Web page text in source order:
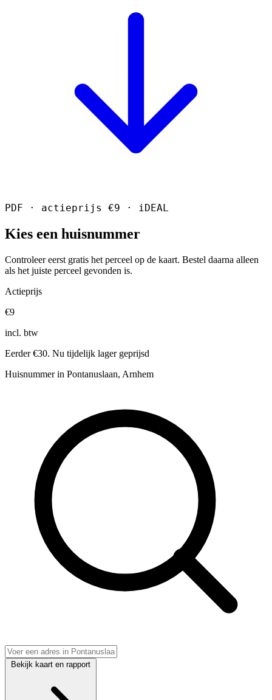
PDF · actieprijs €9 · iDEAL
Kies een huisnummer
Controleer eerst gratis het perceel op de kaart. Bestel daarna alleen
als het juiste perceel gevonden is.
Actieprijs
€9
incl. btw
Eerder €30. Nu tijdelijk lager geprijsd
Huisnummer in Pontanuslaan, Arnhem
Bekijk kaart en rapport